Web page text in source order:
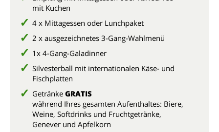
mit Kuchen
4 x Mittagessen oder Lunchpaket
2 x ausgezeichnetes 3-Gang-Wahlmenü
1x 4-Gang-Galadinner
Silvesterball mit internationalen Käse- und
Fischplatten
Getränke GRATIS
während Ihres gesamten Aufenthaltes: Biere,
Weine, Softdrinks und Fruchtgetränke,
Genever und Apfelkorn